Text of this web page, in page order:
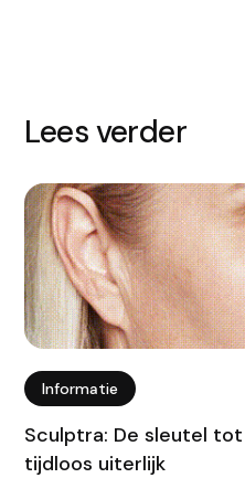
Lees verder
Informatie
Sculptra: De sleutel
tijdloos uiterlijk